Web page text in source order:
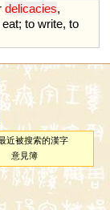
delicacies,
eat; to write, to
近被搜索的漢字
意見簿